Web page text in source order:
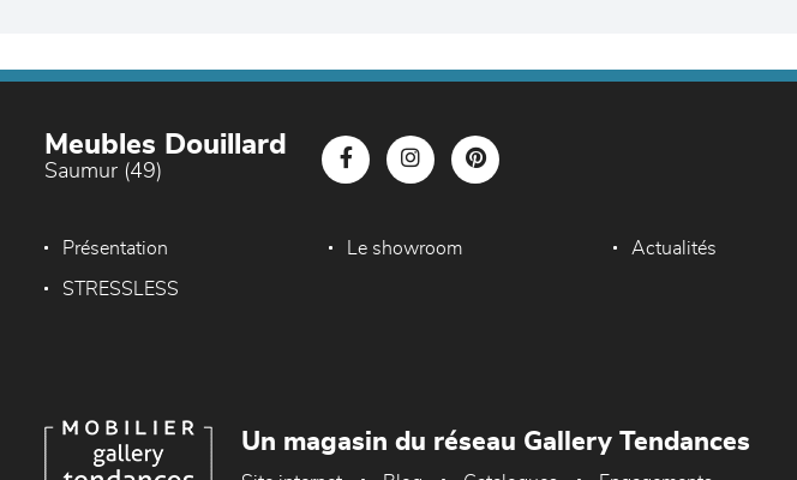
Meubles Douillard
Saumur (49)
Présentation Le showroom Actualités
STRESSLESS
Un magasin du réseau Gallery Tendances